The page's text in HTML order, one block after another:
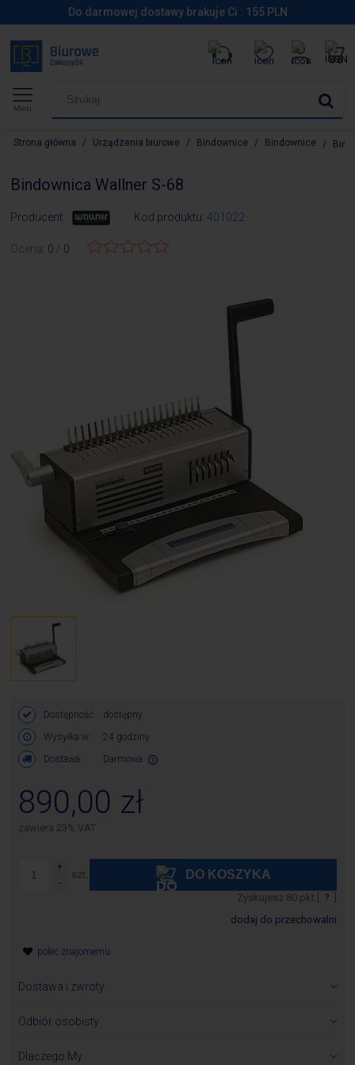
Do darmowej dostawy brakuje Ci : 155PLN
Menu
Strona główna / Urządzenia biurowe / Bindownice / Bindownice /
Bindownica Wallner S-68
Producent: Kod produktu: 401022
Ocena: 0 0
Dostępność:
dostępny
Wysyłka w:
24 godziny
Dostawa:
Darmowa
890,00 zł
zawiera 23% VAT
szt. DO KOSZYKA
Zyskujesz 80 pkt [ ?
dodaj do przechowalni
poleć znajomemu
Dostawa i zwroty
otrzymania zamówienia z wyłączeniem produktów, których
Odbiór osobisty
P.H.U.Bawi S.A.
Dlaczego My